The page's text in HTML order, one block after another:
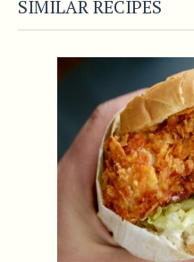
SIMILAR RECIPES